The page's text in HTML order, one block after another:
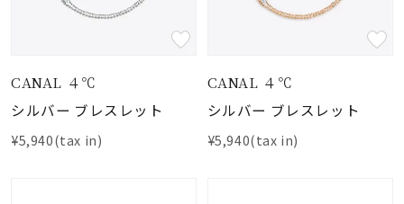
CANAL ４℃
シルバー ブレスレット
¥5,940(tax in)
CANAL ４℃
シルバー ブレスレット
¥5,940(tax in)